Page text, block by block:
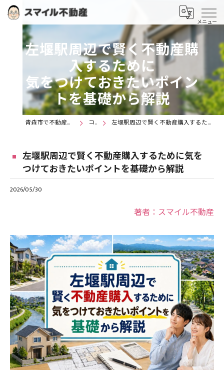
左堰駅周辺で賢く不動産購
入するために
気をつけておきたいポイン
トを基礎から解説
青森市で不動産購入ならスマイル不動産 コラム 左堰駅周辺で賢く不動産購入するために気をつけておきたいポイントを基礎から解説
左堰駅周辺で賢く不動産購入するために気を
つけておきたいポイントを基礎から解説
2026/05/30
著者：スマイル不動産